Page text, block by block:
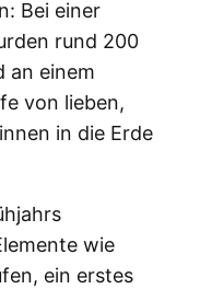
Bei einer
rund 200
an einem
von lieben,
in die Erde
wie
ein erstes